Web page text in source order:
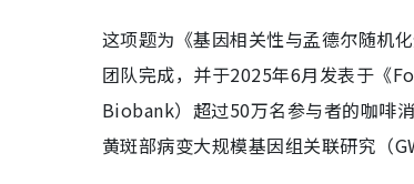
这项题为《基因相关性与孟德尔随机
团队完成，并于2025年6月发表于《
Biobank）超过50万名参与者的咖啡
黄斑部病变大规模基因组关联研究（